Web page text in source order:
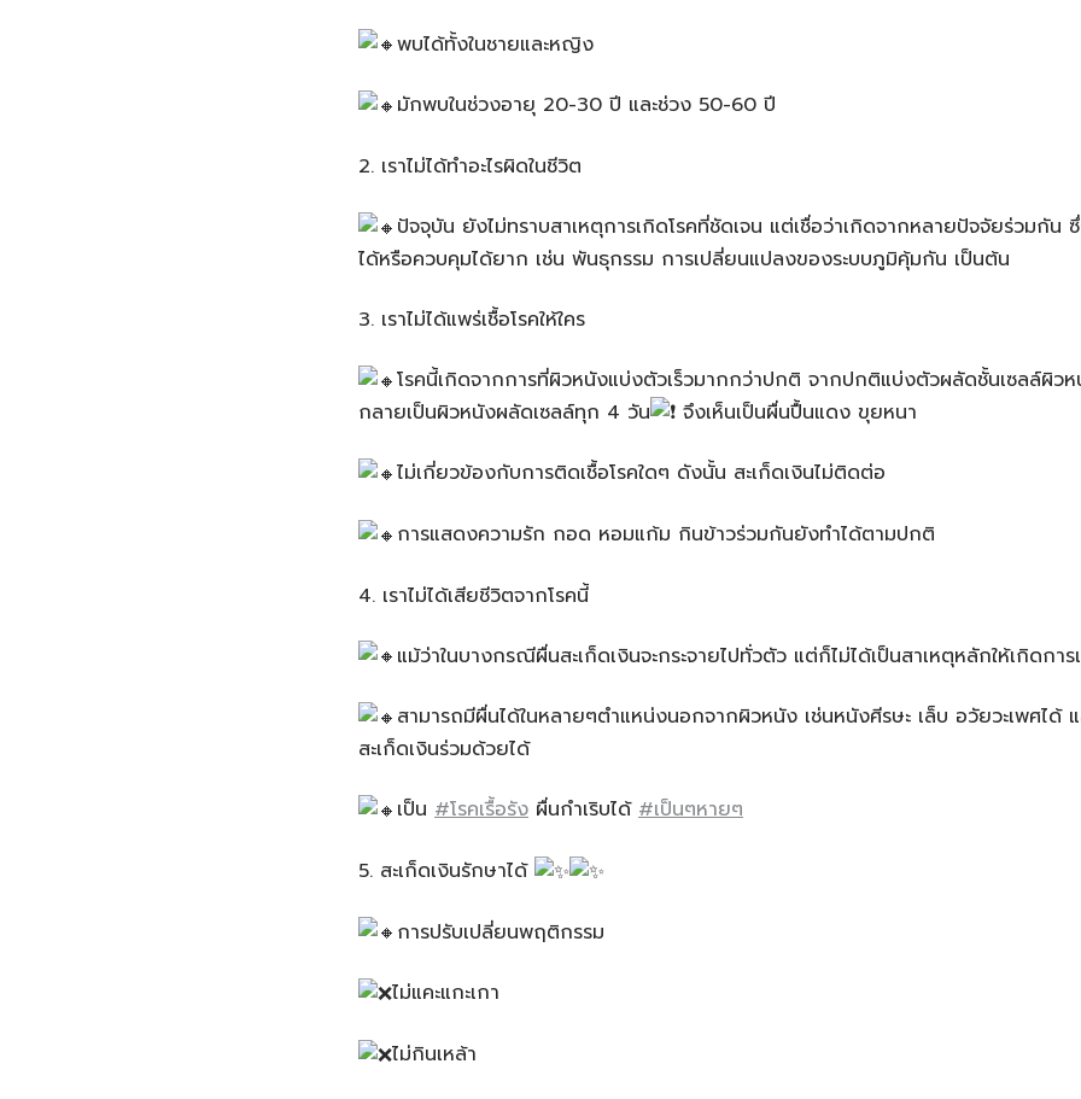
พบได้ทั้งในชายและหญิง
มักพบในช่วงอายุ 20-30 ปี และช่วง 50-60 ปี
2️. เราไม่ได้ทำอะไรผิดในชีวิต
ปัจจุบัน ยังไม่ทราบสาเหตุการเกิดโรคที่ชัดเจน แต่เชื่อว่าเกิดจากหลายปัจจัยร่วมกัน
ได้หรือควบคุมได้ยาก เช่น พันธุกรรม การเปลี่ยนแปลงของระบบภูมิคุ้มกัน เป็นต้น
3️. เราไม่ได้แพร่เชื้อโรคให้ใคร
โรคนี้เกิดจากการที่ผิวหนังแบ่งตัวเร็วมากกว่าปกติ จากปกติแบ่งตัวผลัดชั้นเซลล์ผิ
กลายเป็นผิวหนังผลัดเซลล์ทุก 4 วัน
จึงเห็นเป็นผื่นปื้นแดง ขุยหนา
ไม่เกี่ยวข้องกับการติดเชื้อโรคใดๆ ดังนั้น สะเก็ดเงินไม่ติดต่อ
การแสดงความรัก กอด หอมแก้ม กินข้าวร่วมกันยังทำได้ตามปกติ
4. เราไม่ได้เสียชีวิตจากโรคนี้
แม้ว่าในบางกรณีผื่นสะเก็ดเงินจะกระจายไปทั่วตัว แต่ก็ไม่ได้เป็นสาเหตุหลักให้เกิดกา
สามารถมีผื่นได้ในหลายๆตำแหน่งนอกจากผิวหนัง เช่นหนังศีรษะ เล็บ อวัยวะเพศได้
สะเก็ดเงินร่วมด้วยได้
เป็น #โรคเรื้อรัง ผื่นกำเริบได้ #เป็นๆหายๆ
5️. สะเก็ดเงินรักษาได้
การปรับเปลี่ยนพฤติกรรม
ไม่แคะแกะเกา
ไม่กินเหล้า